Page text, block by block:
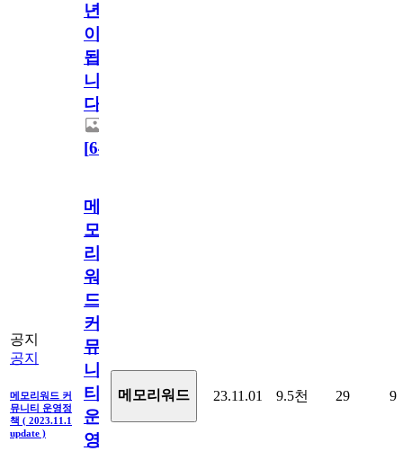
년
이
됩
니
다.
[64
공지
공지
메모리워드 커
뮤니티 운영정
책 ( 2023.11.1
update )
메
모
리
워
드
커
뮤
니
티
운
영
메모리워드 23.11.01 9.5천 29 9